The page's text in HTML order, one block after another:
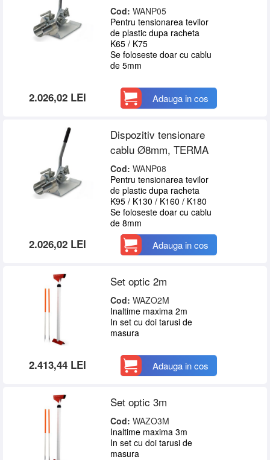
Cod: WANP05
Pentru tensionarea tevilor
de plastic dupa racheta
K65 / K75
Se foloseste doar cu cablu
de 5mm
2.026,02 LEI Adauga in cos
Dispozitiv tensionare
cablu Ø8mm, TERMA
Cod: WANP08
Pentru tensionarea tevilor
de plastic dupa racheta
K95 / K130 / K160 / K180
Se foloseste doar cu cablu
de 8mm
2.026,02 LEI Adauga in cos
Set optic 2m
Cod: WAZO2M
Inaltime maxima 2m
In set cu doi tarusi de
masura
2.413,44 LEI Adauga in cos
Set optic 3m
Cod: WAZO3M
Inaltime maxima 3m
In set cu doi tarusi de
masura